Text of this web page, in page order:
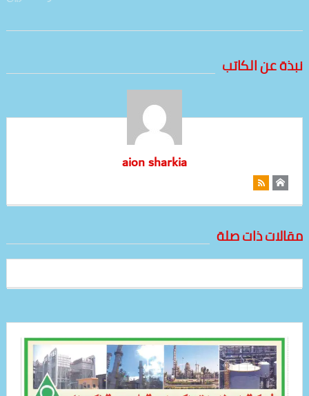
نبذة عن الكاتب
aion sharkia
مقالات ذات صلة